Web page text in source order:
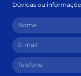
Dúvidas ou